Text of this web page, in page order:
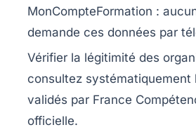
MonCompteFormation :
demande ces données par
Vérifier la légitimité des
consultez systématiquement
validés par France
officielle.